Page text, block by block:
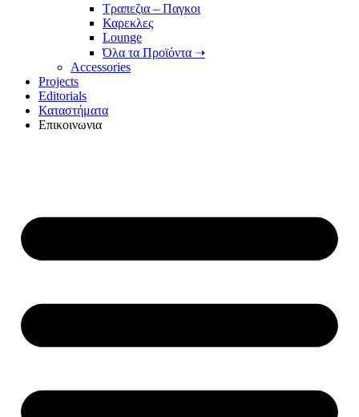
Τραπεζια – Παγκοι
Καρεκλες
Lounge
Όλα τα Προϊόντα ➝
Accessories
Projects
Editorials
Καταστήματα
Επικοινωνια